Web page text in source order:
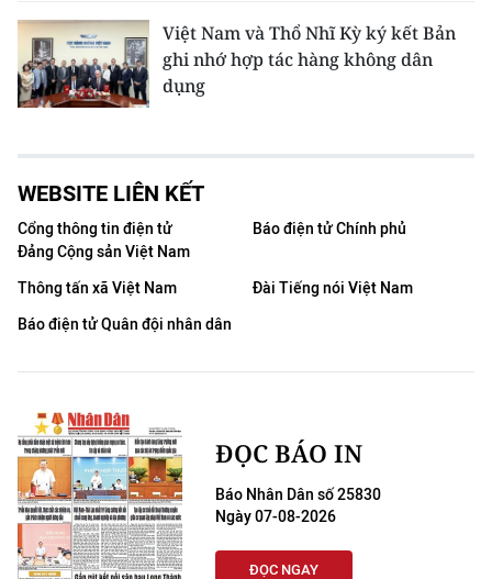
Việt Nam và Thổ Nhĩ Kỳ ký kết Bản
ghi nhớ hợp tác hàng không dân
dụng
WEBSITE LIÊN KẾT
Cổng thông tin điện tử
Đảng Cộng sản Việt Nam
Báo điện tử Chính phủ
Thông tấn xã Việt Nam
Đài Tiếng nói Việt Nam
Báo điện tử Quân đội nhân dân
ĐỌC BÁO IN
Báo Nhân Dân số 25830
Ngày 07-08-2026
ĐỌC NGAY